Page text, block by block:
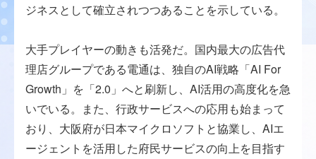
ジネスとして確立されつつあることを示している。
大手プレイヤーの動きも活発だ。国内最大の広告代
理店グループである電通は、独自のAI戦略「AI For
Growth」を「2.0」へと刷新し、AI活用の高度化を急
いでいる。また、行政サービスへの応用も始まって
おり、大阪府が日本マイクロソフトと協業し、AIエ
ージェントを活用した府民サービスの向上を目指す